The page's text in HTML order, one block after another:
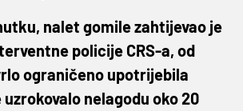
nalet gomile zahtijevao je
policije CRS-a, od
ograničeno upotrijebila
nelagodu oko 20